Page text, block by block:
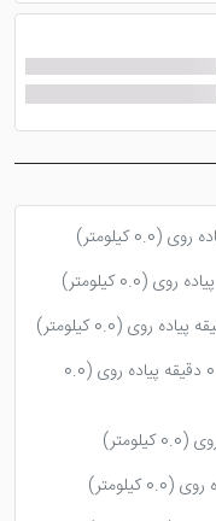
تا یاد ایام گذشته
هم از مکان های دنج
می باشد. انواع
کیک های لطیف و
به رستوران، کافی
دستی اشاره کرد.
سرویس و دو فضای
تدارک دیده شده
(0.0 کیلومتر)
(0.0 کیلومتر)
(0.0 کیلومتر)
0 دقیقه پیاده روی
(0.0
(0.0 کیلومتر)
(0.0 کیلومتر)